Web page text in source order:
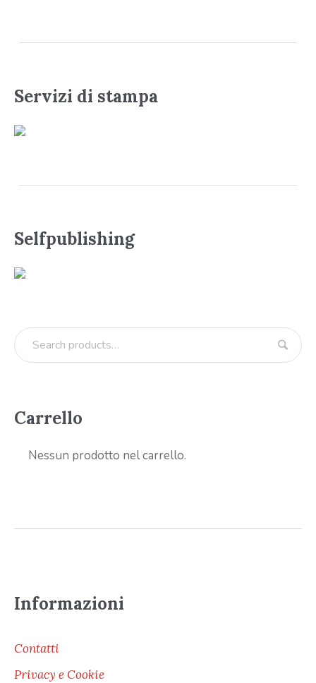
Servizi di stampa
Selfpublishing
Carrello
Nessun prodotto nel carrello.
Informazioni
Contatti
Privacy e Cookie